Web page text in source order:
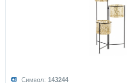
Символ: 143244